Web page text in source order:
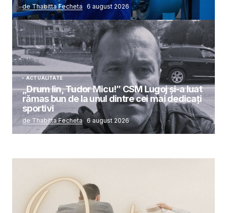
de Thabitta Fecheta 6 august 2026
ACTUALITATE
„Drum lin, Tudor Micu!” CSM Lugoj și-a luat
rămas bun de la unul dintre cei mai dedicați
sportivi
de Thabitta Fecheta 6 august 2026